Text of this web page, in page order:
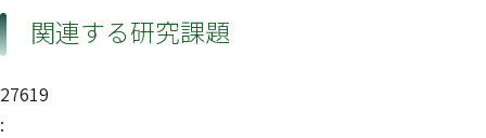
関連する研究課題
27619
: